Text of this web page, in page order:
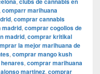
comparr marihuana
, comprar cannabis
madrid, comprar cogollos de
madrid, comprar kritikal
la mejor marihuana de
, comprar mango kush
, comprar marihuana
martinez, comprar